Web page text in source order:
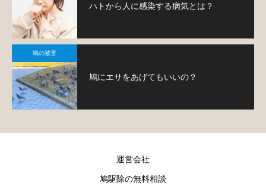
ハトから人に感染する病気とは？
鳩の被害
鳩にエサをあげてもいいの？
運営会社
鳩駆除の無料相談